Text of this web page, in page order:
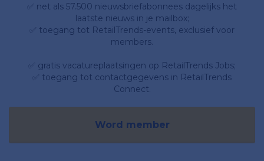
✅ net als 57.500 nieuwsbriefabonnees dagelijks het
laatste nieuws in je mailbox;
✅ toegang tot RetailTrends-events, exclusief voor
members.
✅ gratis vacatureplaatsingen op RetailTrends Jobs;
✅ toegang tot contactgegevens in RetailTrends
Connect.
Word member